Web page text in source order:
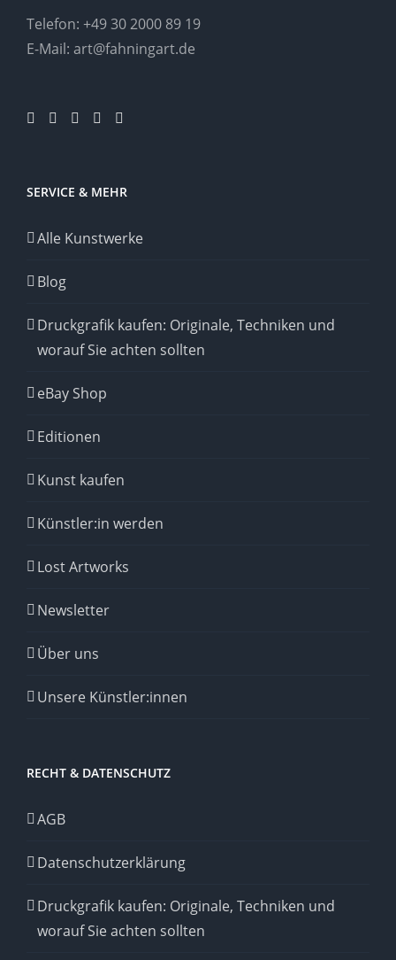
Telefon: +49 30 2000 89 19
E-Mail: art@fahningart.de
SERVICE & MEHR
Alle Kunstwerke
Blog
Druckgrafik kaufen: Originale, Techniken und
worauf Sie achten sollten
eBay Shop
Editionen
Kunst kaufen
Künstler:in werden
Lost Artworks
Newsletter
Über uns
Unsere Künstler:innen
RECHT & DATENSCHUTZ
AGB
Datenschutzerklärung
Druckgrafik kaufen: Originale, Techniken und
worauf Sie achten sollten